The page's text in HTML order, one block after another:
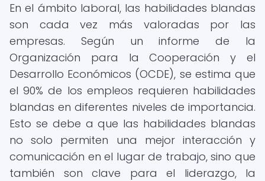
En el ámbito laboral, las habilidades blandas
son cada vez más valoradas por las
empresas. Según un informe de la
Organización para la Cooperación y el
Desarrollo Económicos (OCDE), se estima que
el 90% de los empleos requieren habilidades
blandas en diferentes niveles de importancia.
Esto se debe a que las habilidades blandas
no solo permiten una mejor interacción y
comunicación en el lugar de trabajo, sino que
también son clave para el liderazgo, la